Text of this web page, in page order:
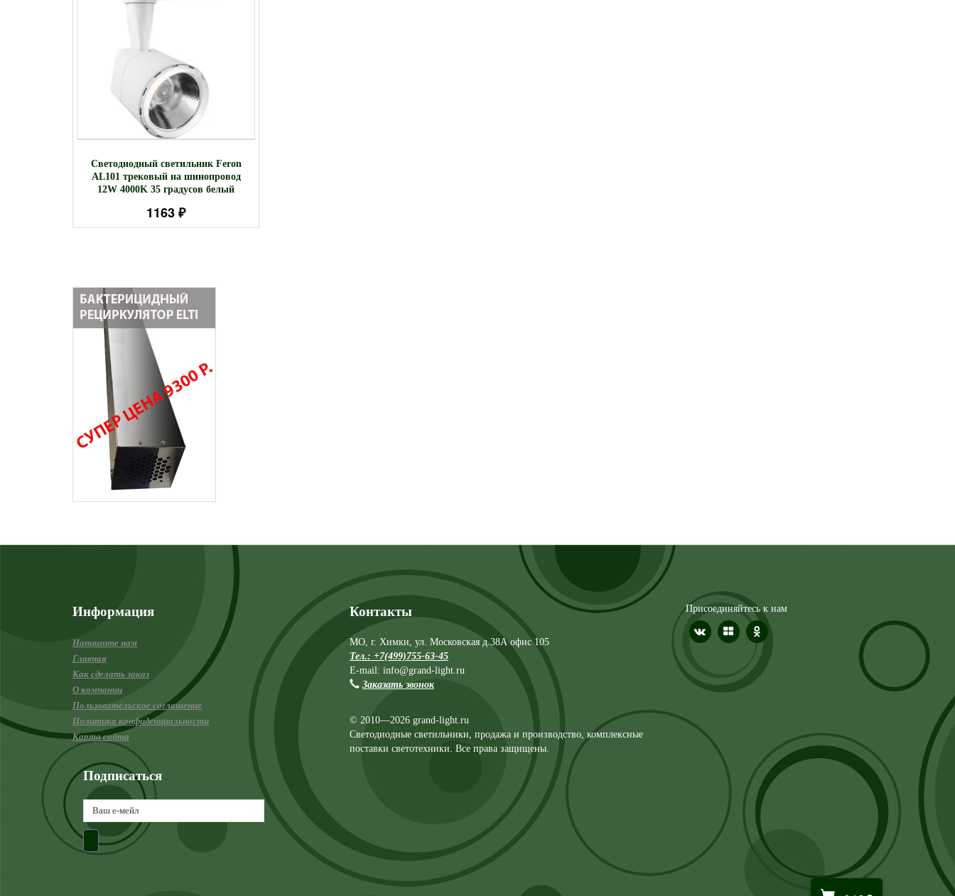
Светодиодный светильник Feron
AL101 трековый на шинопровод
12W 4000K 35 градусов белый
1163 ₽
Информация
Напишите нам
Главная
Как сделать заказ
О компании
Пользовательское соглашение
Политика конфиденциальности
Карта сайта
Контакты
МО, г. Химки, ул. Московская д.38А офис 105
Тел.: +7(499)755-63-45
E-mail: info@grand-light.ru
Заказать звонок
© 2010—2026 grand-light.ru
Светодиодные светильники, продажа и производство, комплексные
поставки светотехники. Все права защищены.
Присоединяйтесь к нам
Подписаться